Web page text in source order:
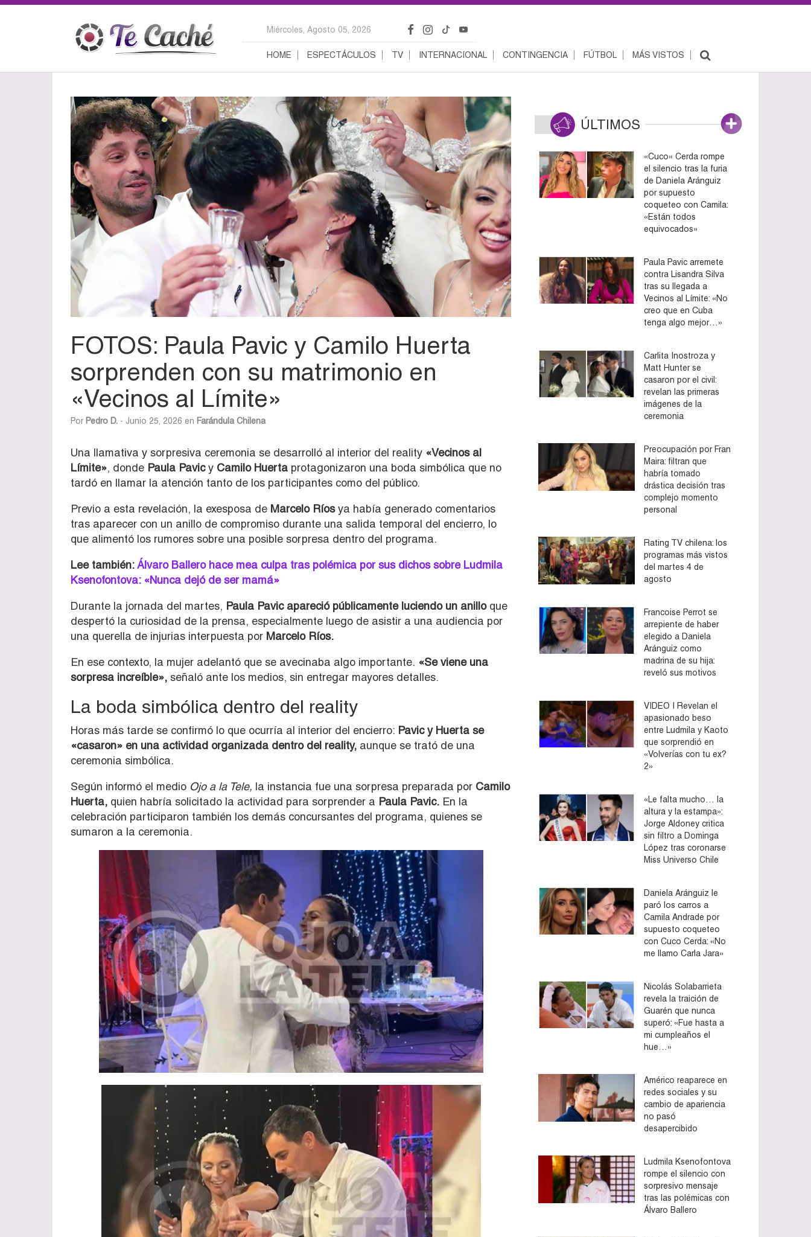
Miércoles, Agosto 05, 2026
HOME ESPECTÁCULOS TV INTERNACIONAL CONTINGENCIA FÚTBOL MÁS VISTOS
FOTOS: Paula Pavic y Camilo Huerta
sorprenden con su matrimonio en
«Vecinos al Límite»
Por Pedro D. - Junio 25, 2026 en Farándula Chilena
Una llamativa y sorpresiva ceremonia se desarrolló al interior del reality «Vecinos al
Límite», donde Paula Pavicy Camilo Huerta protagonizaron una boda simbólica que no
tardó en llamar la atención tanto de los participantes como del público.
Previo a esta revelación, la exesposa de Marcelo Ríosya había generado comentarios
tras aparecer con un anillo de compromiso durante una salida temporal del encierro, lo
que alimentó los rumores sobre una posible sorpresa dentro del programa.
Lee también:Álvaro Ballero hace mea culpa tras polémica por sus dichos sobre Ludmila
Ksenofontova: «Nunca dejó de ser mamá»
Durante la jornada del martes, Paula Pavic apareció públicamente luciendo un anilloque
despertó la curiosidad de la prensa, especialmente luego de asistir a una audiencia por
una querella de injurias interpuesta por Marcelo Ríos.
En ese contexto, la mujer adelantó que se avecinaba algo importante. «Se viene una
sorpresa increíble», señaló ante los medios, sin entregar mayores detalles.
La boda simbólica dentro del reality
Horas más tarde se confirmó lo que ocurría al interior del encierro: Pavic y Huerta se
«casaron» en una actividad organizada dentro del reality, aunque se trató de una
ceremonia simbólica.
Según informó el medio Ojo a la Tele, la instancia fue una sorpresa preparada por Camilo
Huerta, quien habría solicitado la actividad para sorprender a Paula Pavic. En la
celebración participaron también los demás concursantes del programa, quienes se
sumaron a la ceremonia.
ÚLTIMOS
«Cuco» Cerda rompe
el silencio tras la furia
de Daniela Aránguiz
por supuesto
coqueteo con Camila:
«Están todos
equivocados»
Paula Pavic arremete
contra Lisandra Silva
tras su llegada a
Vecinos al Límite: «No
creo que en Cuba
tenga algo mejor…»
Carlita Inostroza y
Matt Hunter se
casaron por el civil:
revelan las primeras
imágenes de la
ceremonia
Preocupación por Fran
Maira: filtran que
habría tomado
drástica decisión tras
complejo momento
personal
Rating TV chilena: los
programas más vistos
del martes 4 de
agosto
Francoise Perrot se
arrepiente de haber
elegido a Daniela
Aránguiz como
madrina de su hija:
reveló sus motivos
VIDEO | Revelan el
apasionado beso
entre Ludmila y Kaoto
que sorprendió en
«Volverías con tu ex?
2»
«Le falta mucho… la
altura y la estampa»:
Jorge Aldoney critica
sin filtro a Dominga
López tras coronarse
Miss Universo Chile
Daniela Aránguiz le
paró los carros a
Camila Andrade por
supuesto coqueteo
con Cuco Cerda: «No
me llamo Carla Jara»
Nicolás Solabarrieta
revela la traición de
Guarén que nunca
superó: «Fue hasta a
mi cumpleaños el
hue…»
Américo reaparece en
redes sociales y su
cambio de apariencia
no pasó
desapercibido
Ludmila Ksenofontova
rompe el silencio con
sorpresivo mensaje
tras las polémicas con
Álvaro Ballero